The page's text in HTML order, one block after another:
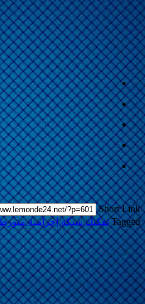
Short Link
Tagged تفكيك شبكة إجرامية